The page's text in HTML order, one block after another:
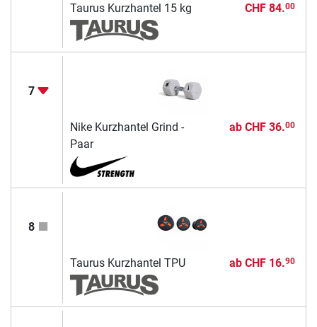
Taurus Kurzhantel 15 kg CHF 84.00
7
Nike Kurzhantel Grind -
Paar
ab CHF 36.00
8
Taurus Kurzhantel TPU ab CHF 16.90